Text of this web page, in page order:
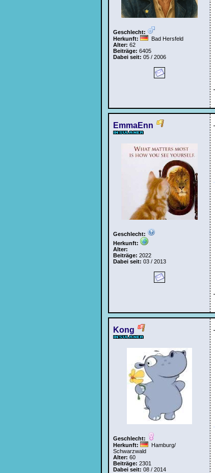
Geschlecht:
Herkunft:
Bad Hersfeld
Alter: 62
Beiträge: 6405
Dabei seit: 05 / 2006
EmmaEnn
Geschlecht:
Herkunft:
Alter:
Beiträge: 2022
Dabei seit: 03 / 2013
Kong
Geschlecht:
Herkunft:
Hamburg/
Schwarzwald
Alter: 60
Beiträge: 2301
Dabei seit: 08 / 2014